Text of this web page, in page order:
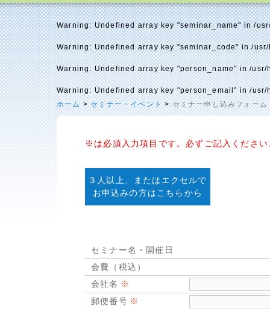
Warning: Undefined array key "seminar_name" in/
Warning: Undefined array key "seminar_code" in/
Warning: Undefined array key "person_name" in/usr/
Warning: Undefined array key "person_email" in/usr/
ホーム>セミナー・イベント>セミナー申し込みフォーム
※は必須入力項目です。必ずご記入ください
３人以上、またはエクセルで
お申込みの方はこちらから
セミナー名・開催日
会費（税込）
会社名
郵便番号